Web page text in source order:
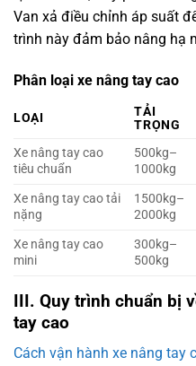
Van xả điều chỉnh áp suất
trình này đảm bảo nâng hạ
Phân loại xe nâng tay cao
LOẠI
TẢI
TRỌNG
Xe nâng tay cao
tiêu chuẩn
500kg–
1000kg
Xe nâng tay cao tải
nặng
1500kg–
2000kg
Xe nâng tay cao
mini
300kg–
500kg
III. Quy trình chuẩn bị
tay cao
Cách vận hành xe nâng tay